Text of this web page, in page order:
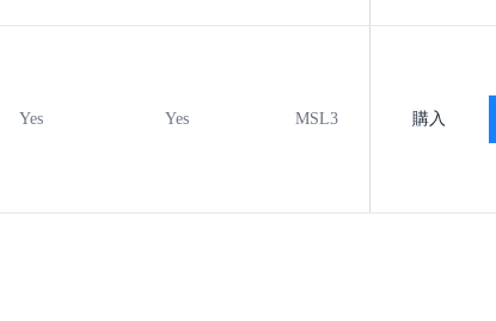
Yes Yes MSL3 -40℃ to +125℃
購入